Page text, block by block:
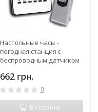
Настольные часы -
погодная станция с
беспроводным датчиком
влажности, будильник,
состояние погоды, фазы
луны
662 грн.
0
В корзину